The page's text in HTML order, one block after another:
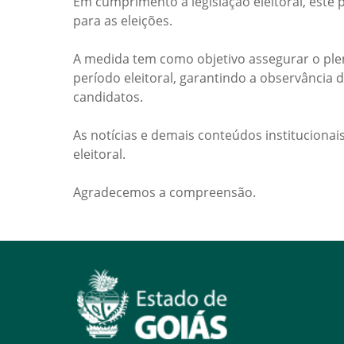
para as eleições.
A medida tem como objetivo assegurar o
período eleitoral, garantindo a observância
candidatos.
As notícias e demais conteúdos
eleitoral.
Agradecemos a compreensão.